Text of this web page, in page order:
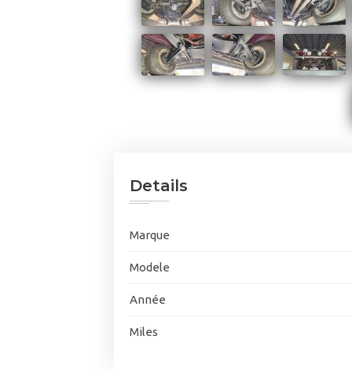
Details
Marque
Modele
Année
Miles